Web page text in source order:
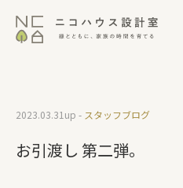
お引渡し 第二弾。
2023.03.31 up - スタッフブログ